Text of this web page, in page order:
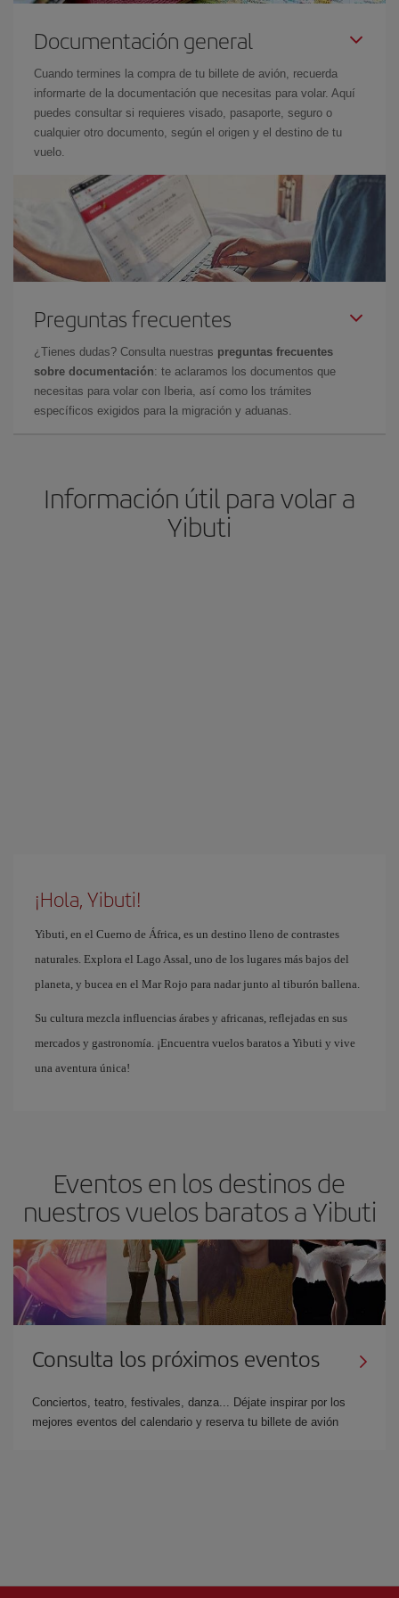
Documentación general
Cuando termines la compra de tu billete de avión, recuerda
informarte de la documentación que necesitas para volar. Aquí
puedes consultar si requieres visado, pasaporte, seguro o
cualquier otro documento, según el origen y el destino de tu
vuelo.
Preguntas frecuentes
¿Tienes dudas? Consulta nuestras preguntas frecuentes
sobre documentación: te aclaramos los documentos que
necesitas para volar con Iberia, así como los trámites
específicos exigidos para la migración y aduanas.
Información útil para volar a
Yibuti
¡Hola, Yibuti!
Yibuti, en el Cuerno de África, es un destino lleno de contrastes
naturales. Explora el Lago Assal, uno de los lugares más bajos del
planeta, y bucea en el Mar Rojo para nadar junto al tiburón ballena.
Su cultura mezcla influencias árabes y africanas, reflejadas en sus
mercados y gastronomía. ¡Encuentra vuelos baratos a Yibuti y vive
una aventura única!
Eventos en los destinos de
nuestros vuelos baratos a Yibuti
Consulta los próximos eventos
Conciertos, teatro, festivales, danza... Déjate inspirar por los
mejores eventos del calendario y reserva tu billete de avión